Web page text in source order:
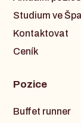
Studium ve
Kontaktovat
Ceník
Pozice
Buffet runner